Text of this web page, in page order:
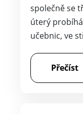
učebnic, ve
Přečíst